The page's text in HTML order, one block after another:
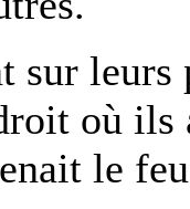
sur
où
le